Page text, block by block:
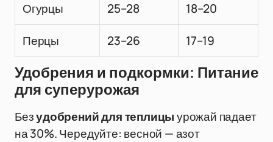
Огурцы 25–28 18–20
Перцы 23–26 17–19
Удобрения и подкормки: Питание
для суперурожая
Безудобрений для теплицыурожай падает
на 30%. Чередуйте: весной — азот